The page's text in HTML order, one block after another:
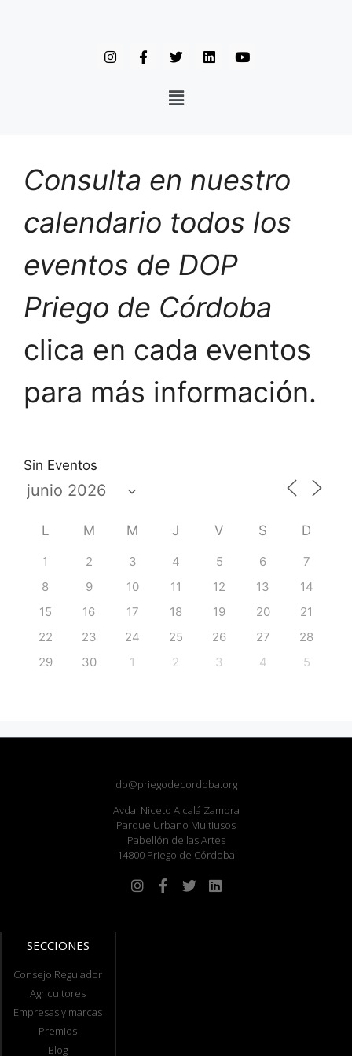
Consulta en nuestro
calendario todos los
eventos de DOP
Priego de Córdoba
clica en cada eventos
para más información.
Sin Eventos
L M M J V S D
1 2 3 4 5 6
7
8
9 10 11 12 13
14
15
16 17 18 19 20
21
22
23 24 25 26 27
28
29
30 1 2 3 4 5
do@priegodecordoba.org
Avda. Niceto Alcalá Zamora
Parque Urbano Multiusos
Pabellón de las Artes
14800 Priego de Córdoba
SECCIONES
Consejo Regulador
Agricultores
Empresas y marcas
Premios
Blog